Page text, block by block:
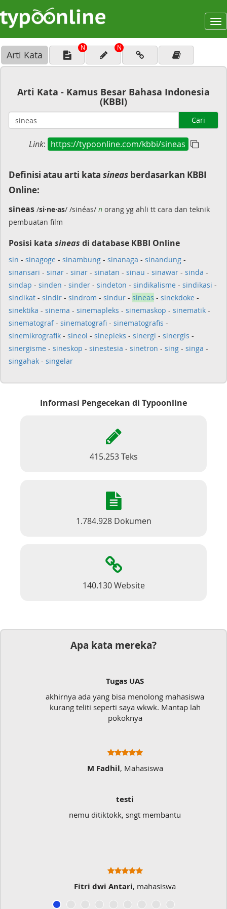
Arti Kata
N N
Arti Kata - Kamus Besar Bahasa Indonesia
(KBBI)
Cari
Link: https://typoonline.com/kbbi/sineas
Definisi atau arti kata sineas berdasarkan KBBI
Online:
sineas /si·ne·as/ /sinéas/ n orang yg ahli tt cara dan teknik
pembuatan film
Posisi kata sineas di database KBBI Online
sin - sinagoge - sinambung - sinanaga - sinandung -
sinansari - sinar - sinar - sinatan - sinau - sinawar - sinda -
sindap - sinden - sinder - sindeton - sindikalisme - sindikasi -
sindikat - sindir - sindrom - sindur - sineas - sinekdoke -
sinektika - sinema - sinemapleks - sinemaskop - sinematik -
sinematograf- sinematografi - sinematografis -
sinemikrografik - sineol - sinepleks - sinergi - sinergis -
sinergisme - sineskop - sinestesia - sinetron - sing - singa -
singahak - singelar
Informasi Pengecekan di Typoonline
415.253 Teks
1.784.928 Dokumen
140.130 Website
Apa kata mereka?
Tugas UAS
akhirnya ada yang bisa menolong mahasiswa
kurang teliti seperti saya wkwk. Mantap lah
pokoknya
M Fadhil, Mahasiswa
testi
nemu ditiktokk, sngt membantu
Fitri dwi Antari, mahasiswa